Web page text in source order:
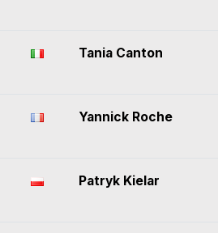
Tania Canton
Yannick Roche
Patryk Kielar